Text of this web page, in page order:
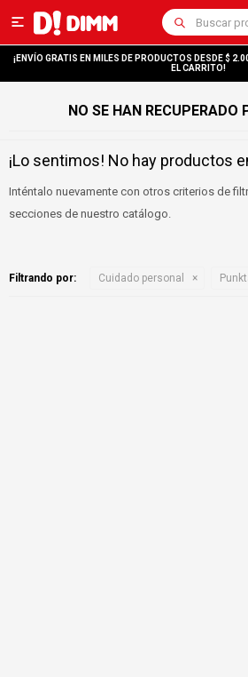

¡ENVÍO GRATIS EN MILES DE PRODUCTOS DESDE $
EL CARRITO!
NO SE HAN RECUPERADO
¡Lo sentimos! No hay productos
Inténtalo nuevamente con otros criterios de
secciones de nuestro catálogo.
Filtrando por: Cuidado personal